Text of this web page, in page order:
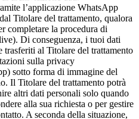
l’applicazione WhatsApp
Titolare del trattamento, qualora
completare la procedura di
Di conseguenza, i tuoi dati
trasferiti al Titolare del trattamento
sulla privacy
sotto forma di immagine del
Il Titolare del trattamento potrà
altri dati personali solo quando
alla sua richiesta o per gestire
A seconda della situazione,